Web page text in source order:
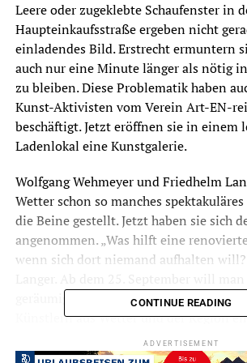
Leere oder zugeklebte Schaufenster in
Haupteinkaufsstraße ergeben nicht
einladendes Bild. Erstrecht ermuntern
auch nur eine Minute länger als nötig
zu bleiben. Diese Problematik haben
Kunst-Aktivisten vom Verein Art-EN-
beschäftigt. Jetzt eröffnen sie in einem
Ladenlokal eine Kunstgalerie.
Wolfgang Wehmeyer und Friedhelm
Wetter schon so manches
die Beine gestellt. Jetzt haben sie sich
angenommen. „Was hilft eine
wenn sich dort niemand aufhalten
geräumigen Laden gleich neben dem
Künstlern aus Wetter und der Region
„Wir sind für jede Idee offen“, ergänzt
zeigen Bilder, Skulpturen und stellen
CONTINUE READING
ADVERTISEMENT